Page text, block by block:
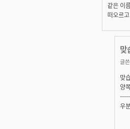
같은 이
떠오르
맞
글
맞
양
우